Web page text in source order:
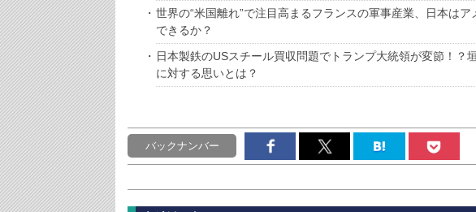
世界の“米国離れ”で注目高まるフランスの軍事産業、日本は
できるか？
日本製鉄のUSスチール買収問題でトランプ大統領が変節！？
に対する思いとは？
バックナンバー